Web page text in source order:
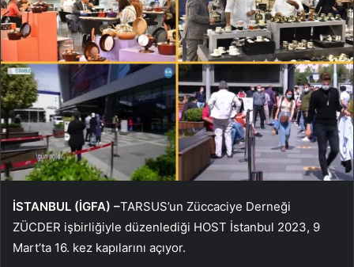
İSTANBUL (İGFA) –TARSUS’un Züccaciye Derneği
ZÜCDER işbirliğiyle düzenlediği HOST İstanbul 2023, 9
Mart’ta 16. kez kapılarını açıyor.